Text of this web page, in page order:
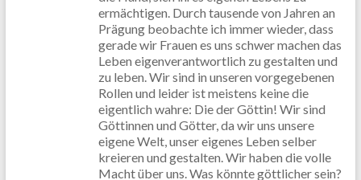
ermächtigen. Durch tausende von Jahren an
Prägung beobachte ich immer wieder, dass
gerade wir Frauen es uns schwer machen das
Leben eigenverantwortlich zu gestalten und
zu leben. Wir sind in unseren vorgegebenen
Rollen und leider ist meistens keine die
eigentlich wahre: Die der Göttin! Wir sind
Göttinnen und Götter, da wir uns unsere
eigene Welt, unser eigenes Leben selber
kreieren und gestalten. Wir haben die volle
Macht über uns. Was könnte göttlicher sein?